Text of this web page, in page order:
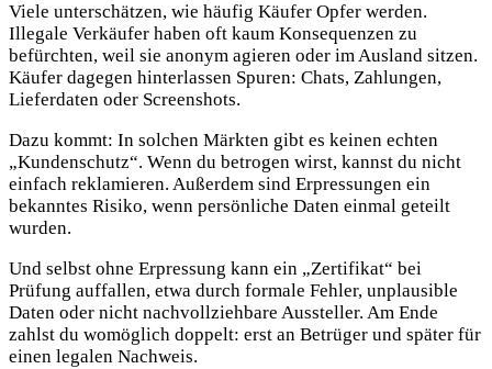
Viele unterschätzen, wie häufig Käufer Opfer werden.
Illegale Verkäufer haben oft kaum Konsequenzen zu
befürchten, weil sie anonym agieren oder im Ausland sitzen.
Käufer dagegen hinterlassen Spuren: Chats, Zahlungen,
Lieferdaten oder Screenshots.
Dazu kommt: In solchen Märkten gibt es keinen echten
„Kundenschutz“. Wenn du betrogen wirst, kannst du nicht
einfach reklamieren. Außerdem sind Erpressungen ein
bekanntes Risiko, wenn persönliche Daten einmal geteilt
wurden.
Und selbst ohne Erpressung kann ein „Zertifikat“ bei
Prüfung auffallen, etwa durch formale Fehler, unplausible
Daten oder nicht nachvollziehbare Aussteller. Am Ende
zahlst du womöglich doppelt: erst an Betrüger und später für
einen legalen Nachweis.